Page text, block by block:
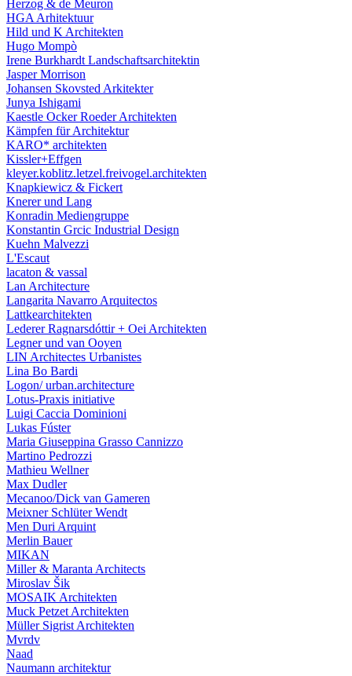
Herzog & de Meuron
HGA Arhitektuur
Hild und K Architekten
Hugo Mompò
Irene Burkhardt Landschaftsarchitektin
Jasper Morrison
Johansen Skovsted Arkitekter
Junya Ishigami
Kaestle Ocker Roeder Architekten
Kämpfen für Architektur
KARO* architekten
Kissler+Effgen
kleyer.koblitz.letzel.freivogel.architekten
Knapkiewicz & Fickert
Knerer und Lang
Konradin Mediengruppe
Konstantin Grcic Industrial Design
Kuehn Malvezzi
L'Escaut
lacaton & vassal
Lan Architecture
Langarita Navarro Arquitectos
Lattkearchitekten
Lederer Ragnarsdóttir + Oei Architekten
Legner und van Ooyen
LIN Architectes Urbanistes
Lina Bo Bardi
Logon/ urban.architecture
Lotus-Praxis initiative
Luigi Caccia Dominioni
Lukas Fúster
Maria Giuseppina Grasso Cannizzo
Martino Pedrozzi
Mathieu Wellner
Max Dudler
Mecanoo/Dick van Gameren
Meixner Schlüter Wendt
Men Duri Arquint
Merlin Bauer
MIKAN
Miller & Maranta Architects
Miroslav Šik
MOSAIK Architekten
Muck Petzet Architekten
Müller Sigrist Architekten
Mvrdv
Naad
Naumann architektur